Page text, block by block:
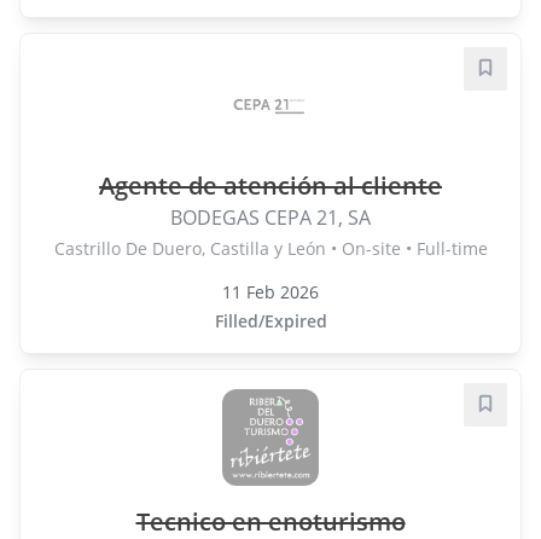
Agente de atención al cliente
BODEGAS CEPA 21, SA
Castrillo De Duero, Castilla y León • On-site • Full-time
11 Feb 2026
Filled/Expired
Save
Tecnico en enoturismo
Save